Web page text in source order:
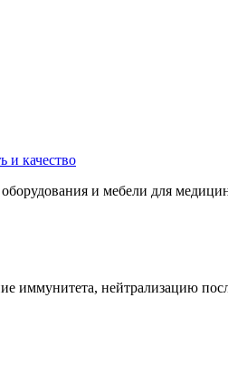
и мебели для
иммунитета, нейтрализацию